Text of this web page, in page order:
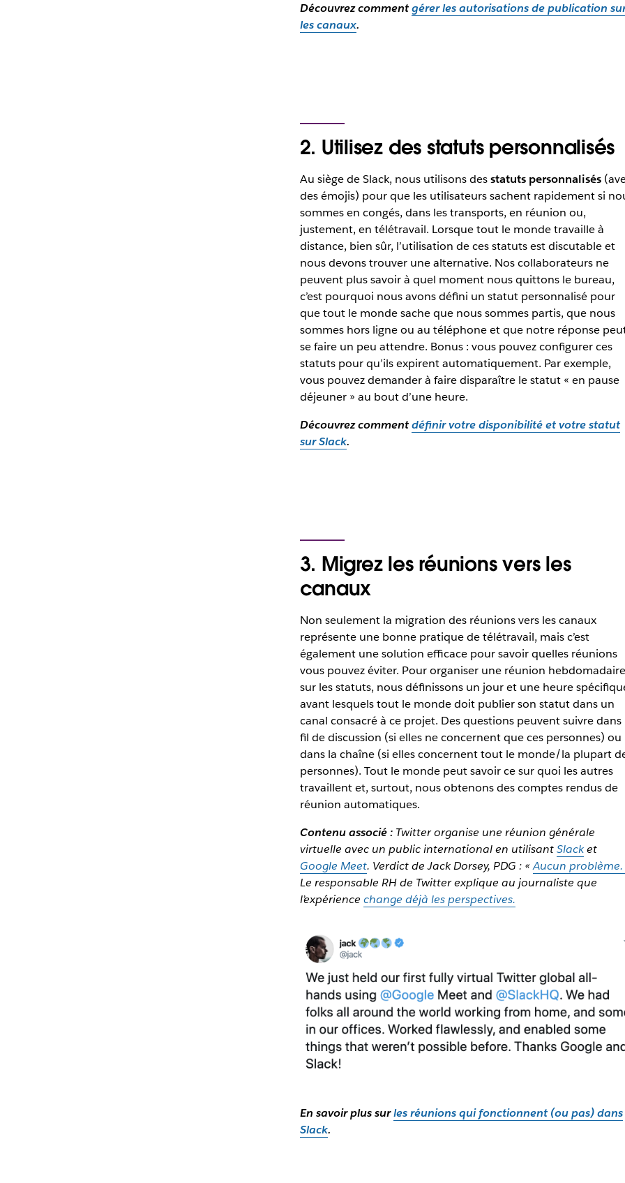
Découvrez commentgérer les autorisations de publication
les canaux.
2. Utilisez des statuts personnalisés
Au siège de Slack, nous utilisons desstatuts personnalisés
des émojis) pour que les utilisateurs sachent rapidement si
sommes en congés, dans les transports, en réunion ou,
justement, en télétravail. Lorsque tout le monde travaille à
distance, bien sûr, l’utilisation de ces statuts est discutable et
nous devons trouver une alternative. Nos collaborateurs ne
peuvent plus savoir à quel moment nous quittons le bureau,
c’est pourquoi nous avons défini un statut personnalisé pour
que tout le monde sache que nous sommes partis, que nous
sommes hors ligne ou au téléphone et que notre réponse
se faire un peu attendre. Bonus : vous pouvez configurer ces
statuts pour qu’ils expirent automatiquement. Par exemple,
vous pouvez demander à faire disparaître le statut « en pause
déjeuner » au bout d’une heure.
Découvrez commentdéfinir votre disponibilité et votre statut
sur Slack.
3. Migrez les réunions vers les
canaux
Non seulement la migration des réunions vers les canaux
représente une bonne pratique de télétravail, mais c’est
également une solution efficace pour savoir quelles réunions
vous pouvez éviter. Pour organiser une réunion hebdomadaire
sur les statuts, nous définissons un jour et une heure
avant lesquels tout le monde doit publier son statut dans un
canal consacré à ce projet. Des questions peuvent suivre dans
fil de discussion (si elles ne concernent que ces personnes) ou
dans la chaîne (si elles concernent tout le monde/la plupart
personnes). Tout le monde peut savoir ce sur quoi les autres
travaillent et, surtout, nous obtenons des comptes rendus de
réunion automatiques.
Contenu associé : Twitter organise une réunion générale
virtuelle avec un public international en utilisantSlacket
Google Meet. Verdict de Jack Dorsey, PDG : «Aucun problème.
Le responsable RH de Twitter explique au journaliste que
l’expérience change déjà les perspectives.
En savoir plus surles réunions qui fonctionnent (ou pas) dans
Slack.